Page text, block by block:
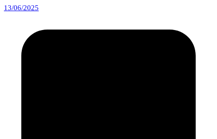
13/06/2025